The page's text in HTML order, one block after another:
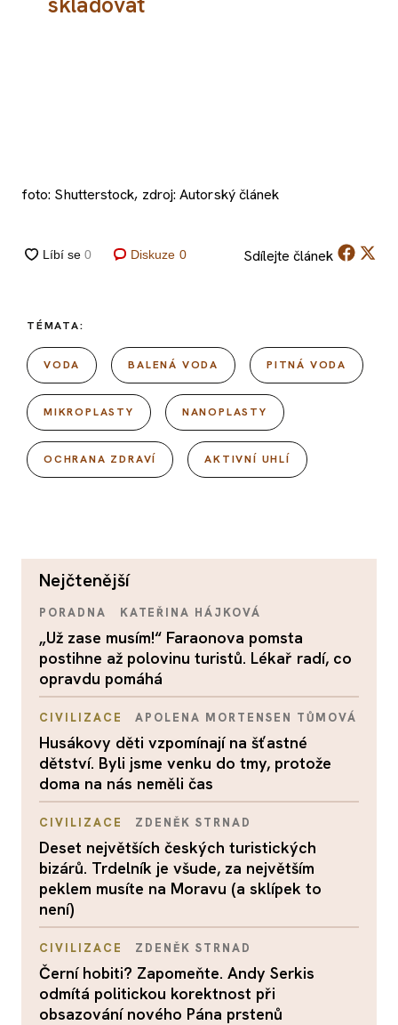
foto: Shutterstock, zdroj: Autorský článek
Diskuze 0 Sdílejte článek
TÉMATA:
VODA BALENÁ VODA PITNÁ VODA
MIKROPLASTY NANOPLASTY
OCHRANA ZDRAVÍ AKTIVNÍ UHLÍ
nejčtenější
PORADNA KATEŘINA HÁJKOVÁ
„Už zase musím!“ Faraonova pomsta
postihne až polovinu turistů. Lékař radí, co
opravdu pomáhá
CIVILIZACE APOLENA MORTENSEN TŮMOVÁ
Husákovy děti vzpomínají na šťastné
dětství. Byli jsme venku do tmy, protože
doma na nás neměli čas
CIVILIZACE ZDENĚK STRNAD
Deset největších českých turistických
bizárů. Trdelník je všude, za největším
peklem musíte na Moravu (a sklípek to
není)
CIVILIZACE ZDENĚK STRNAD
Černí hobiti? Zapomeňte. Andy Serkis
odmítá politickou korektnost při
obsazování nového Pána prstenů